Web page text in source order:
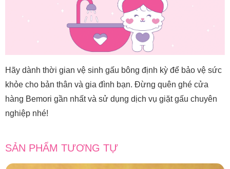
Hãy dành thời gian vệ sinh gấu bông định kỳ để bảo vệ sức
khỏe cho bản thân và gia đình bạn. Đừng quên ghé cửa
hàng Bemori gần nhất và sử dụng dịch vụ giặt gấu chuyên
nghiệp nhé!
SẢN PHẨM TƯƠNG TỰ